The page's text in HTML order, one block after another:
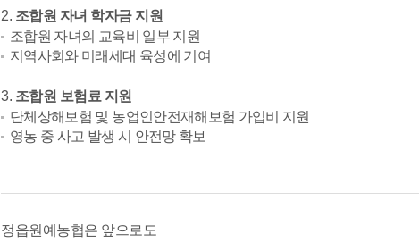
2. 조합원 자녀 학자금 지원
조합원 자녀의 교육비 일부 지원
지역사회와 미래세대 육성에 기여
3. 조합원 보험료 지원
단체상해보험 및 농업인안전재해보험 가입비 지원
영농 중 사고 발생 시 안전망 확보
정읍원예농협은 앞으로도